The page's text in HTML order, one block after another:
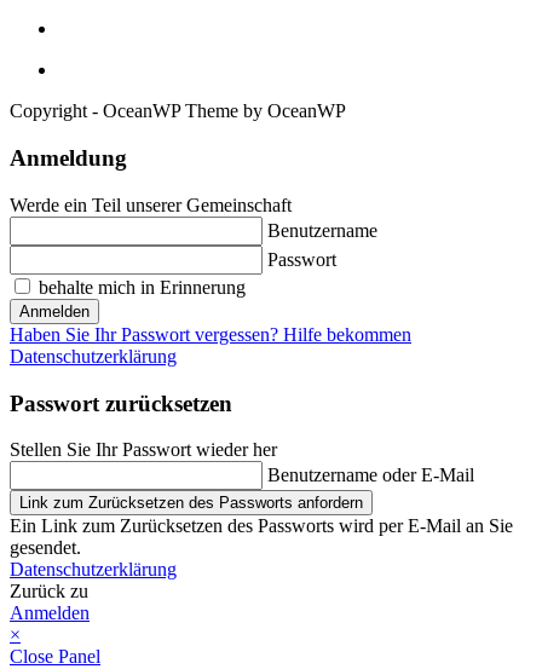
Copyright - OceanWP Theme by OceanWP
Anmeldung
Werde ein Teil unserer Gemeinschaft
Benutzername
Passwort
behalte mich in Erinnerung
Anmelden
Haben Sie Ihr Passwort vergessen? Hilfe bekommen
Datenschutzerklärung
Passwort zurücksetzen
Stellen Sie Ihr Passwort wieder her
Benutzername oder E-Mail
Link zum Zurücksetzen des Passworts anfordern
Ein Link zum Zurücksetzen des Passworts wird per E-Mail an Sie
gesendet.
Datenschutzerklärung
Zurück zu
Anmelden
×
Close Panel